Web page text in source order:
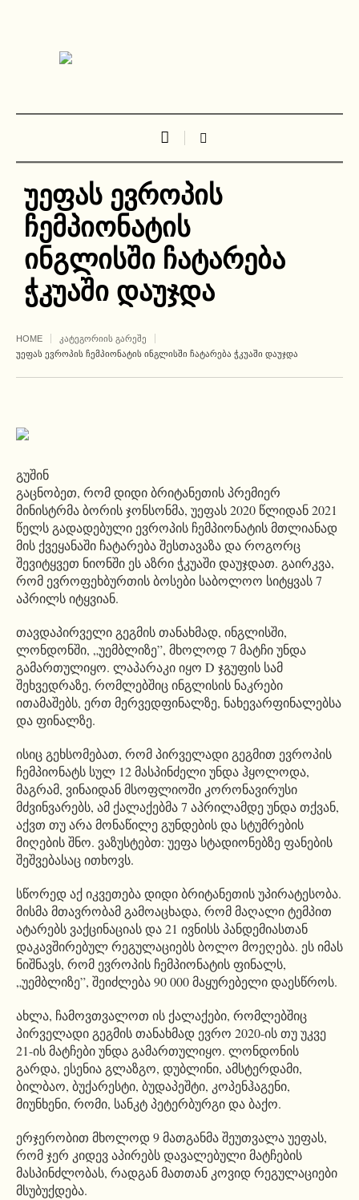
უეფას ევროპის
ჩემპიონატის
ინგლისში ჩატარება
ჭკუაში დაუჯდა
HOME
ᲙᲐᲢᲔᲒᲝᲠᲘᲘᲡ ᲒᲐᲠᲔᲨᲔ
ᲣᲔᲤᲐᲡ ᲔᲕᲠᲝᲞᲘᲡ ᲩᲔᲛᲞᲘᲝᲜᲐᲢᲘᲡ ᲘᲜᲒᲚᲘᲡᲨᲘ ᲩᲐᲢᲐᲠᲔᲑᲐ ᲭᲙᲣᲐᲨᲘ ᲓᲐᲣᲯᲓᲐ
გუშინ
გაცნობეთ, რომ დიდი ბრიტანეთის პრემიერ
მინისტრმა ბორის ჯონსონმა, უეფას 2020 წლიდან 2021
წელს გადადებული ევროპის ჩემპიონატის მთლიანად
მის ქვეყანაში ჩატარება შესთავაზა და როგორც
შევიტყვეთ ნიონში ეს აზრი ჭკუაში დაუჯდათ. გაირკვა,
რომ ევროფეხბურთის ბოსები საბოლოო სიტყვას 7
აპრილს იტყვიან.
თავდაპირველი გეგმის თანახმად, ინგლისში,
ლონდონში, „უემბლიზე”, მხოლოდ 7 მატჩი უნდა
გამართულიყო. ლაპარაკი იყო D ჯგუფის სამ
შეხვედრაზე, რომლებშიც ინგლისის ნაკრები
ითამაშებს, ერთ მერვედფინალზე, ნახევარფინალებსა
და ფინალზე.
ისიც გეხსომებათ, რომ პირველადი გეგმით ევროპის
ჩემპიონატს სულ 12 მასპინძელი უნდა ჰყოლოდა,
მაგრამ, ვინაიდან მსოფლიოში კორონავირუსი
მძვინვარებს, ამ ქალაქებმა 7 აპრილამდე უნდა თქვან,
აქვთ თუ არა მონაწილე გუნდების და სტუმრების
მიღების შნო. ვაზუსტებთ: უეფა სტადიონებზე ფანების
შეშვებასაც ითხოვს.
სწორედ აქ იკვეთება დიდი ბრიტანეთის უპირატესობა.
მისმა მთავრობამ გამოაცხადა, რომ მაღალი ტემპით
ატარებს ვაქცინაციას და 21 ივნისს პანდემიასთან
დაკავშირებულ რეგულაციებს ბოლო მოეღება. ეს იმას
ნიშნავს, რომ ევროპის ჩემპიონატის ფინალს,
„უემბლიზე”, შეიძლება 90 000 მაყურებელი დაესწროს.
ახლა, ჩამოვთვალოთ ის ქალაქები, რომლებშიც
პირველადი გეგმის თანახმად ევრო 2020-ის თუ უკვე
21-ის მატჩები უნდა გამართულიყო. ლონდონის
გარდა, ესენია გლაზგო, დუბლინი, ამსტერდამი,
ბილბაო, ბუქარესტი, ბუდაპეშტი, კოპენჰაგენი,
მიუნხენი, რომი, სანკტ პეტერბურგი და ბაქო.
ერჯერობით მხოლოდ 9 მათგანმა შეუთვალა უეფას,
რომ ჯერ კიდევ აპირებს დავალებული მატჩების
მასპინძლობას, რადგან მათთან კოვიდ რეგულაციები
მსუბუქდება.